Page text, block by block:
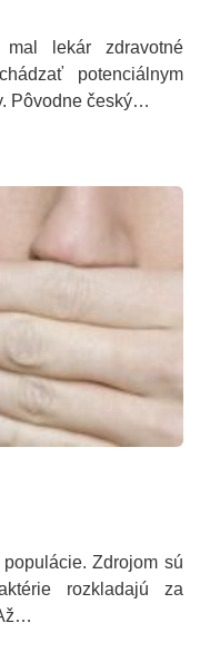
lekár zdravotné
potenciálnym
Pôvodne český…
Zdrojom sú
rozkladajú za